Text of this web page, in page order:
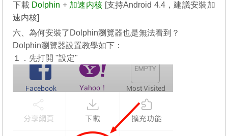
下載 Dolphin + 加速内核 [支持Android 4.4，建議安裝加
速内核]
六、為何安裝了Dolphin瀏覽器也是無法看到？
Dolphin瀏覽器設置教學如下：
１．先打開 "設定"